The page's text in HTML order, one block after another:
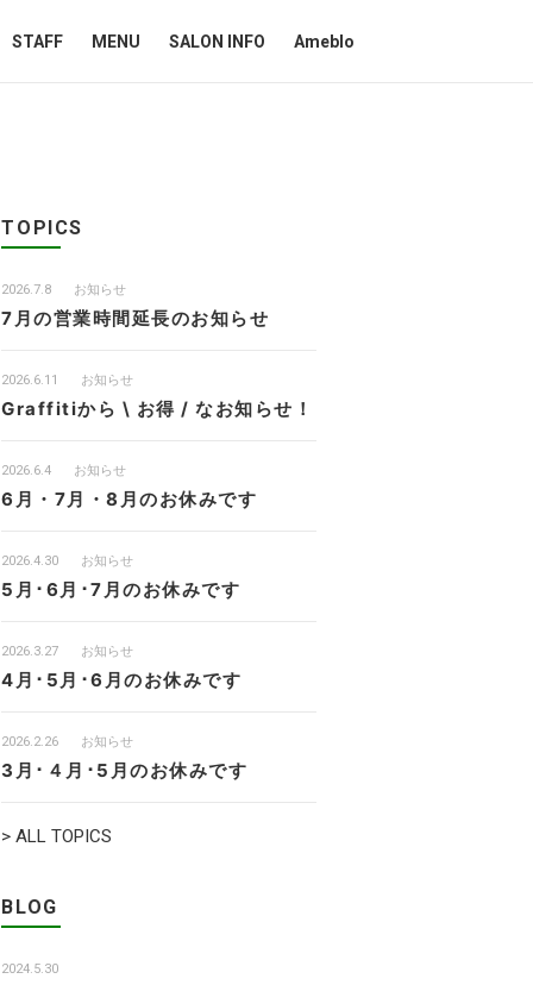
STAFF MENU SALON INFO Ameblo
TOPICS
2026.7.8 お知らせ
7月の営業時間延長のお知らせ
2026.6.11 お知らせ
Graffitiから \ お得 / なお知らせ！
2026.6.4 お知らせ
6月・7月・8月のお休みです
2026.4.30 お知らせ
5月･6月･7月のお休みです
2026.3.27 お知らせ
4月･5月･6月のお休みです
2026.2.26 お知らせ
3月･４月･5月のお休みです
> ALL TOPICS
BLOG
2024.5.30